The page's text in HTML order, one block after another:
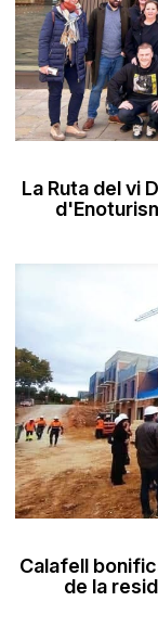
La Ruta del vi
Calafell
de la